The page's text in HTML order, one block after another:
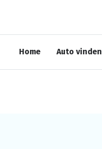
Home Auto vinden